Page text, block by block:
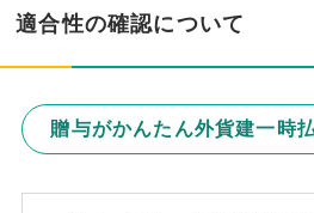
適合性の確認について
贈与がかんたん外貨建一時